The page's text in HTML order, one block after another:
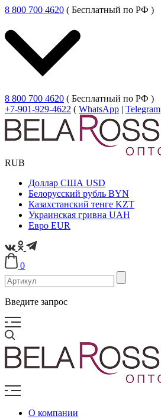
8 800 700 4620 ( Бесплатный по РФ )
8 800 700 4620 ( Бесплатный по РФ )
+7-901-929-4622 ( WhatsApp | Telegram
RUB
Доллар США USD
Белорусский рубль BYN
Казахстанский тенге KZT
Украинская гривна UAH
Евро EUR
0
Введите запрос
О компании